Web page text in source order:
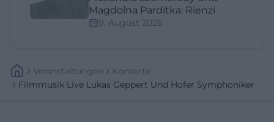
Magdolna Parditka: Rienzi
9. August 2026
Veranstaltungen
Konzerte
Filmmusik Live Lukas Geppert Und Hofer Symphoniker